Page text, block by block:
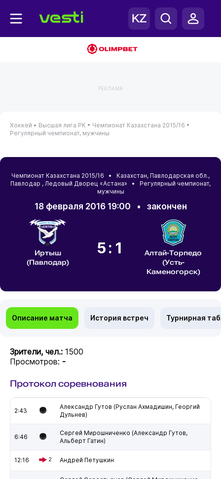
РЕКЛАМА
Хоккей • Высшая лига РК • Чемпионат Казахстана 2015/16 •
Регулярный чемпионат, мужчины
Чемпионат Казахстана 2015/16 • Казахстан, Павлодарская обл.,
Павлодар , Ледовый Дворец «Астана» • Регулярный чемпионат,
мужчины
18 февраля 2016 19:00 • закончен
Иртыш
(Павлодар)
5:1
Алтай-Торпедо
(Усть-
Каменогорск)
Описание матча История встреч Турнирная
Зрители, чел.: 1500
Просмотров: -
Протокол соревнования
2:43
Александр Гутов (Руслан Ахмадишин, Георгий
Дульнев)
6:46
Сергей Мирошниченко (Александр Гутов,
Альберт Гатин)
12:16 2 Андрей Петушкин